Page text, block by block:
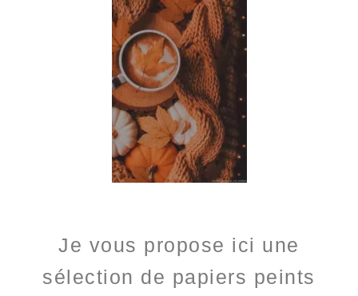
Je vous propose ici une
sélection de papiers peints